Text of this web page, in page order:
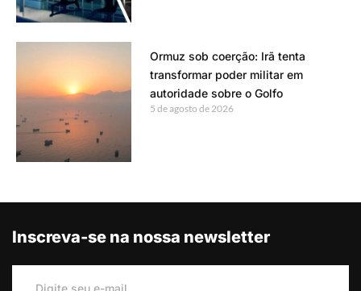
Ormuz sob coerção: Irã tenta
transformar poder militar em
autoridade sobre o Golfo
5 de agosto de 2026
Inscreva-se na nossa newsletter